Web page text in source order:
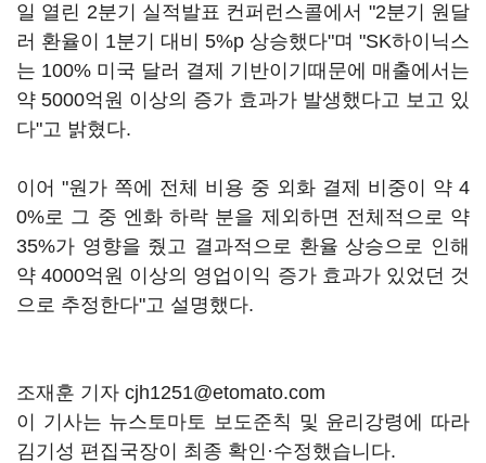
일 열린 2분기 실적발표 컨퍼런스콜에서 "2분기 원달
러 환율이 1분기 대비 5%p 상승했다"며 "SK하이닉스
는 100% 미국 달러 결제 기반이기때문에 매출에서는
약 5000억원 이상의 증가 효과가 발생했다고 보고 있
다"고 밝혔다.
이어 "원가 쪽에 전체 비용 중 외화 결제 비중이 약 4
0%로 그 중 엔화 하락 분을 제외하면 전체적으로 약
35%가 영향을 줬고 결과적으로 환율 상승으로 인해
약 4000억원 이상의 영업이익 증가 효과가 있었던 것
으로 추정한다"고 설명했다.
조재훈 기자 cjh1251@etomato.com
이 기사는 뉴스토마토 보도준칙 및 윤리강령에 따라
김기성 편집국장이 최종 확인·수정했습니다.